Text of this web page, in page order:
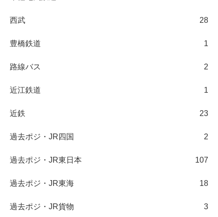
西武 28
豊橋鉄道 1
路線バス 2
近江鉄道 1
近鉄 23
過去ポジ・JR四国 2
過去ポジ・JR東日本 107
過去ポジ・JR東海 18
過去ポジ・JR貨物 3